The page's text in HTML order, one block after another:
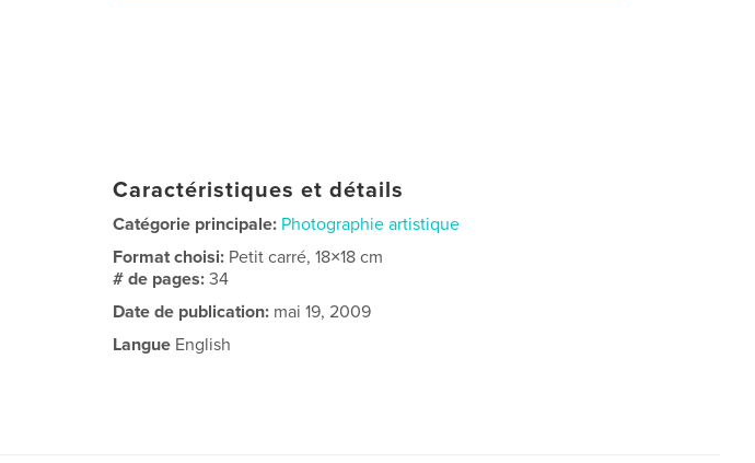
Caractéristiques et détails
Catégorie principale: Photographie artistique
Format choisi: Petit carré, 18×18 cm
# de pages:34
Date de publication: mai 19, 2009
Langue English